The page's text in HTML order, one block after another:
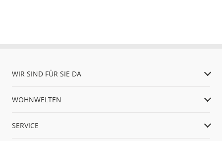
WIR SIND FÜR SIE DA
WOHNWELTEN
SERVICE